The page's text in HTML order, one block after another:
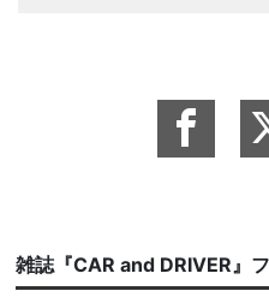
雑誌『CAR and DRIVER』